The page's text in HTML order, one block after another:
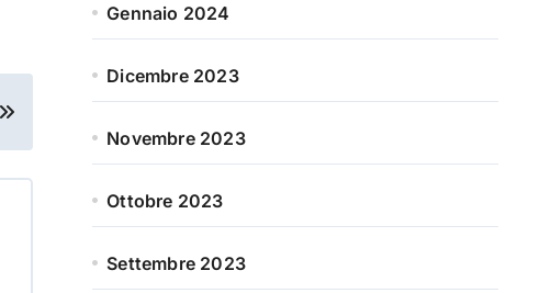
Gennaio 2024
Dicembre 2023
Novembre 2023
Ottobre 2023
Settembre 2023